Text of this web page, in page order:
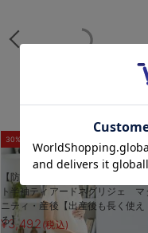
30%OFF
【防汚加工】綿混やわらかスウェ
ト半袖ティアードネグリジェ マ
ニティ・産後【出産後も長く使え
る】
¥3,492 (税込)
お